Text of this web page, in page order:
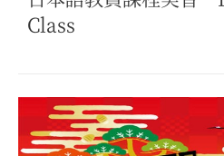
Class